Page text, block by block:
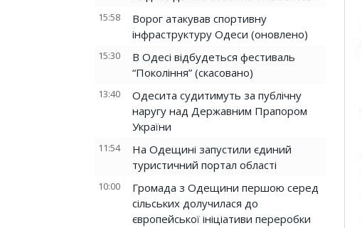
15:58
Ворог атакував спортивну
інфраструктуру Одеси (оновлено)
15:30
В Одесі відбудеться фестиваль
“Покоління” (скасовано)
13:40
Одесита судитимуть за публічну
наругу над Державним Прапором
України
11:54
На Одещині запустили єдиний
туристичний портал області
10:00
Громада з Одещини першою серед
сільських долучилася до
європейської ініціативи переробки